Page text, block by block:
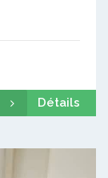
Détails